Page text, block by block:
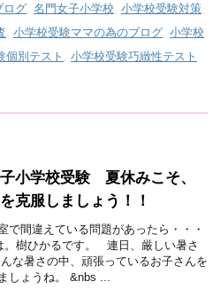
ログ 名門女子小学校 小学校受験対策
小学校受験ママの為のブログ 小学校
個別テスト 小学校受験巧緻性テスト
小学校受験 夏休みこそ、
克服しましょう！！
で間違えている問題があったら・・・
。樹ひかるです。 連日、厳しい暑さ
な暑さの中、頑張っているお子さんを
しょうね。 &nbs ...